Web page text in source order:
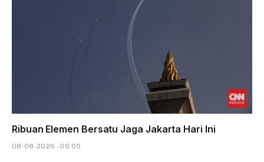
Ribuan Elemen Bersatu Jaga Jakarta Hari Ini
08-08-2026 - 06.05